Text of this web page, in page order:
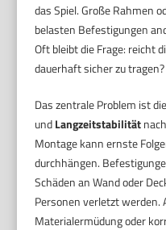
das Spiel. Große Rahmen
belasten Befestigungen
Oft bleibt die Frage: reicht
dauerhaft sicher zu tragen?
Das zentrale Problem ist
undLangzeitstabilität
Montage kann ernste
durchhängen.
Schäden an Wand oder
Personen verletzt werden.
Materialermüdung oder